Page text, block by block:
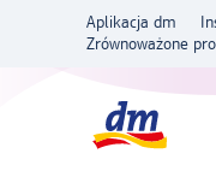
Aplikacja dm
Zrównoważone